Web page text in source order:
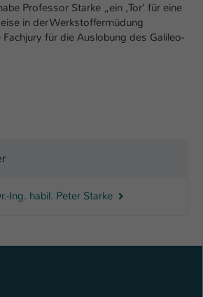
Professor Starke „ein ‚Tor‘ für eine
in der Werkstoffermüdung
für die Auslobung des Galileo-
Ing. habil. Peter Starke